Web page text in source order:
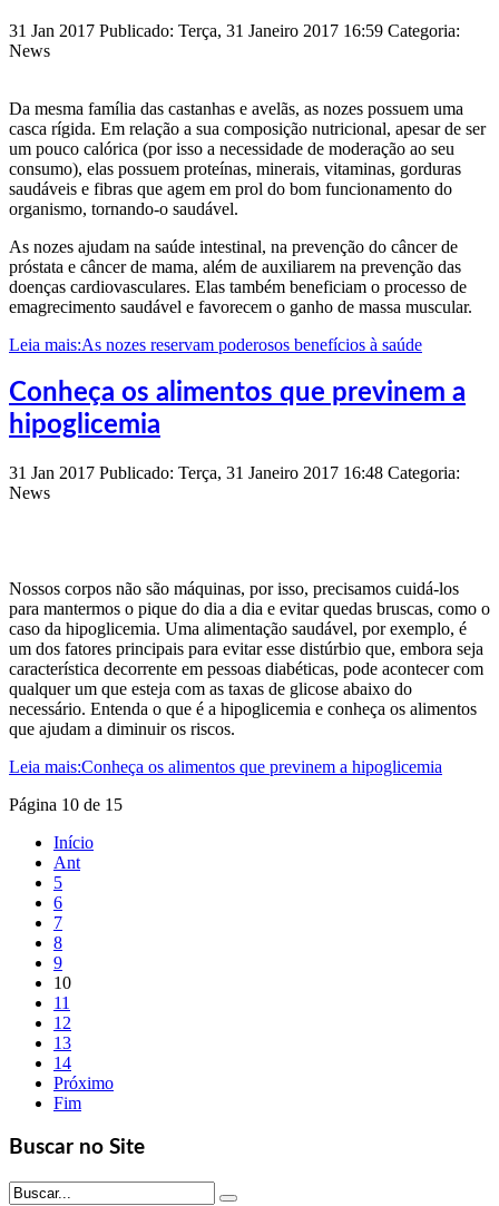
31 Jan 2017 Publicado: Terça, 31 Janeiro 2017 16:59 Categoria:
News
Da mesma família das castanhas e avelãs, as nozes possuem uma
casca rígida. Em relação a sua composição nutricional, apesar de ser
um pouco calórica (por isso a necessidade de moderação ao seu
consumo), elas possuem proteínas, minerais, vitaminas, gorduras
saudáveis e fibras que agem em prol do bom funcionamento do
organismo, tornando-o saudável.
As nozes ajudam na saúde intestinal, na prevenção do câncer de
próstata e câncer de mama, além de auxiliarem na prevenção das
doenças cardiovasculares. Elas também beneficiam o processo de
emagrecimento saudável e favorecem o ganho de massa muscular.
Leia mais:As nozes reservam poderosos benefícios à saúde
Conheça os alimentos que previnem a
hipoglicemia
31 Jan 2017 Publicado: Terça, 31 Janeiro 2017 16:48 Categoria:
News
Nossos corpos não são máquinas, por isso, precisamos cuidá-los
para mantermos o pique do dia a dia e evitar quedas bruscas, como o
caso da hipoglicemia. Uma alimentação saudável, por exemplo, é
um dos fatores principais para evitar esse distúrbio que, embora seja
característica decorrente em pessoas diabéticas, pode acontecer com
qualquer um que esteja com as taxas de glicose abaixo do
necessário. Entenda o que é a hipoglicemia e conheça os alimentos
que ajudam a diminuir os riscos.
Leia mais:Conheça os alimentos que previnem a hipoglicemia
Página 10 de 15
Início
Ant
5
6
7
8
9
10
11
12
13
14
Próximo
Fim
Buscar no Site